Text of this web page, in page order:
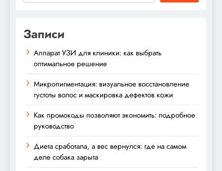
Записи
Аппарат УЗИ для клиники: как выбрать
оптимальное решение
Микропигментация: визуальное восстановление
густоты волос и маскировка дефектов кожи
Как промокоды позволяют экономить: подробное
руководство
Диета сработала, а вес вернулся: где на самом
деле собака зарыта